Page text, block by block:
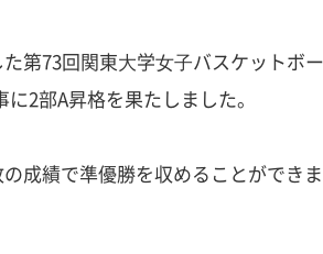
73回関東⼤学⼥⼦バスケットボ
2部A昇格を果たしました。
成績で準優勝を収めることができま